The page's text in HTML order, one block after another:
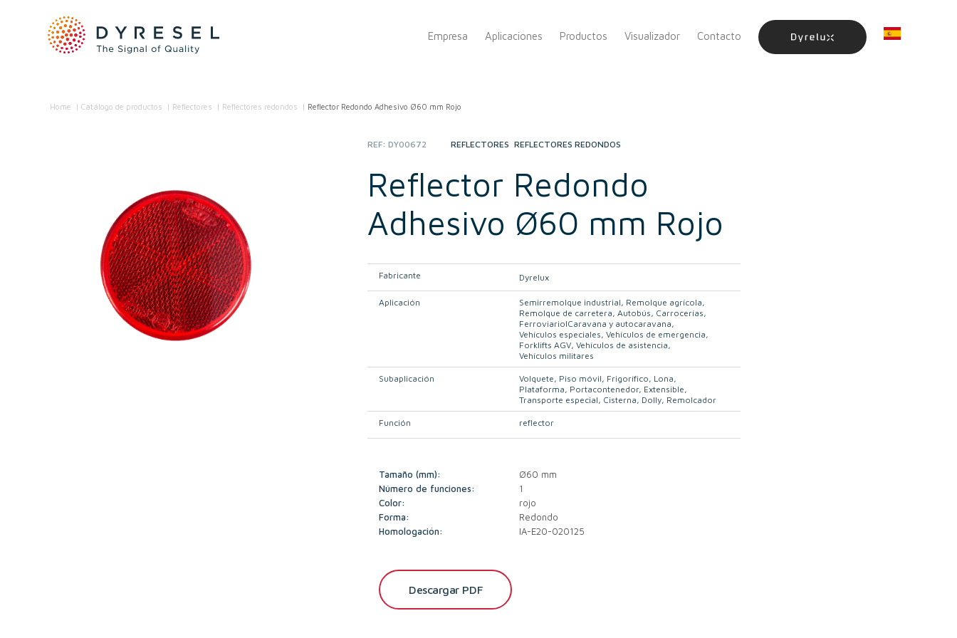
Empresa Aplicaciones Productos Visualizador Contacto
Home /Catálogo de productos Reflectores Reflectores redondos Reflector Redondo Adhesivo Ø60 mm Rojo
REF:DY00672
CATEGORIES:REFLECTORES ,REFLECTORES REDONDOS
Reflector Redondo
Adhesivo Ø60 mm Rojo
Fabricante Dyrelux
Aplicación Semirremolque industrial Remolque agrícola
Remolque de carretera Autobús Carrocerías
FerroviarioICaravana y autocaravana
Vehículos especiales Vehículos de emergencia
Forklifts AGV Vehículos de asistencia
Vehículos militares
Subaplicación Volquete Piso móvil Frigorífico Lona
Plataforma Portacontenedor Extensible
Transporte especial Cisterna Dolly Remolcador
Función reflector
Tamaño (mm):
Ø60 mm
Número de funciones:
1
Color:
rojo
Forma:
Redondo
Homologación:
IA-E20-020125
Descargar PDF